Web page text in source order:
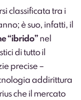
classificata tra i
è suo, infatti, il
“ibrido” nel
di tutto il
precise –
addirittura
che il mercato